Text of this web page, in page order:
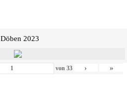
Döben 2023
von 33 › »